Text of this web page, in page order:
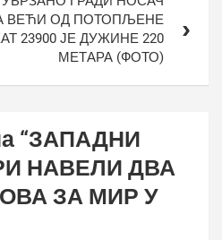
ВЕЋИ ОД ПОТОПЉЕНЕ
23900 ЈЕ ДУЖИНЕ 220
МЕТАРА (ФОТО)
“ЗАПАДНИ
НАВЕЛИ ДВА
ЗА МИР У